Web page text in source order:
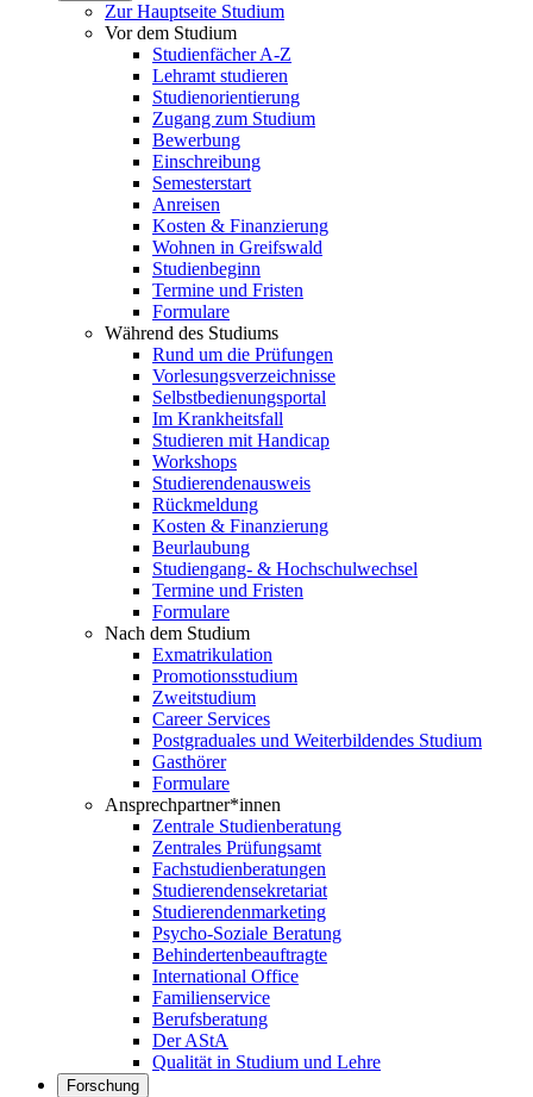
Zur Hauptseite Studium
Vor dem Studium
Studienfächer A-Z
Lehramt studieren
Studienorientierung
Zugang zum Studium
Bewerbung
Einschreibung
Semesterstart
Anreisen
Kosten & Finanzierung
Wohnen in Greifswald
Studienbeginn
Termine und Fristen
Formulare
Während des Studiums
Rund um die Prüfungen
Vorlesungsverzeichnisse
Selbstbedienungsportal
Im Krankheitsfall
Studieren mit Handicap
Workshops
Studierendenausweis
Rückmeldung
Kosten & Finanzierung
Beurlaubung
Studiengang- & Hochschulwechsel
Termine und Fristen
Formulare
Nach dem Studium
Exmatrikulation
Promotionsstudium
Zweitstudium
Career Services
Postgraduales und Weiterbildendes Studium
Gasthörer
Formulare
Ansprechpartner*innen
Zentrale Studienberatung
Zentrales Prüfungsamt
Fachstudienberatungen
Studierendensekretariat
Studierendenmarketing
Psycho-Soziale Beratung
Behindertenbeauftragte
International Office
Familienservice
Berufsberatung
Der AStA
Qualität in Studium und Lehre
Forschung